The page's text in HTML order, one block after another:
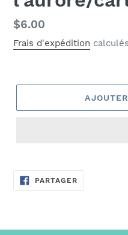
Prix
normal
$6.00
Frais d'expédition
PARTAGERPARTAGER